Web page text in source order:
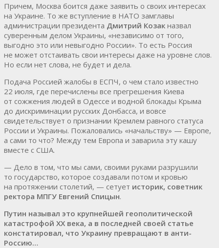
Причем, Москва боится даже заявить о своих интересах
на Украине. То же вступление в НАТО замглавы
администрации президента Дмитрий Козак назвал
суверенным делом Украины, «независимо от того,
выгодно это или невыгодно России». То есть Россия
не может отстаивать свои интересы даже на уровне слов.
Но если нет слова, не будет и дела.
Подача Россией жалобы в ЕСПЧ, о чем стало известно
22 июля, где перечислены все прегрешения Киева
от сожжения людей в Одессе и водной блокады Крыма
до дискриминации русских Донбасса, и вовсе
свидетельствует о признании Кремлем равного статуса
России и Украины. Пожаловались «начальству» — Европе,
а сами то что? Между тем Европа и заварила эту кашу
вместе с США.
— Дело в том, что мы сами, своими руками разрушили
то государство, которое создавали потом и кровью
на протяжении столетий, — сетует историк, советник
ректора МПГУ Евгений Спицын.
Путин называл это крупнейшей геополитической
катастрофой XX века, а в последней своей статье
констатировал, что Украину превращают в анти-
Россию…